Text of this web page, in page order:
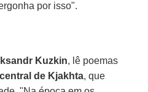
por isso".
Kuzkin, lê poemas
de Kjakhta, que